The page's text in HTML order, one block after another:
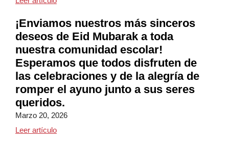
¡Enviamos nuestros más sinceros
deseos de Eid Mubarak a toda
nuestra comunidad escolar!
Esperamos que todos disfruten de
las celebraciones y de la alegría de
romper el ayuno junto a sus seres
queridos.
Marzo 20, 2026
Leer artículo¡Enviamos nuestros más cordiales deseos de Eid